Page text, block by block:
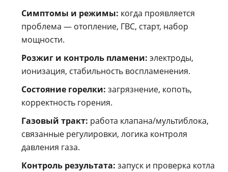
Симптомы и режимы: когда проявляется
проблема — отопление, ГВС, старт, набор
мощности.
Розжиг и контроль пламени: электроды,
ионизация, стабильность воспламенения.
Состояние горелки: загрязнение, копоть,
корректность горения.
Газовый тракт: работа клапана/мультиблока,
связанные регулировки, логика контроля
давления газа.
Контроль результата: запуск и проверка котла